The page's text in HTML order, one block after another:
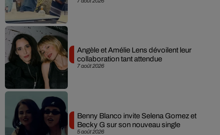
7 août 2026
Angèle et Amélie Lens dévoilent leur
collaboration tant attendue
5 août 2026
Benny Blanco invite Selena Gomez et
Becky G sur son nouveau single